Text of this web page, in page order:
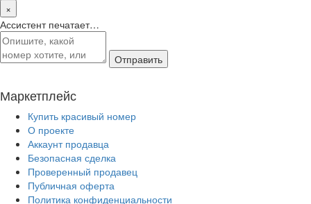
×
Ассистент печатает…
Отправить
Маркетплейс
Купить красивый номер
О проекте
Аккаунт продавца
Безопасная сделка
Проверенный продавец
Публичная оферта
Политика конфиденциальности